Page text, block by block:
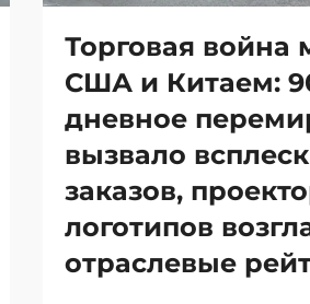
Торговая война
США и Китаем:
дневное
вызвало всплеск
заказов,
логотипов
отраслевые